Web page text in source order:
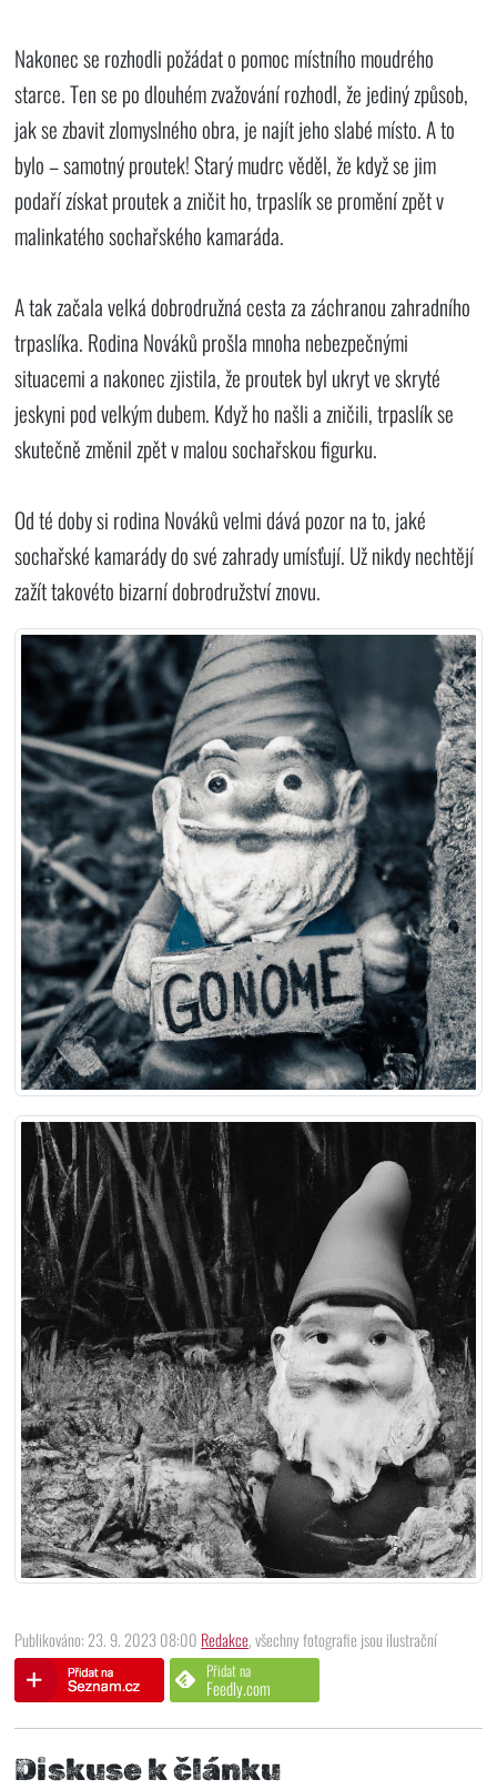
Nakonec se rozhodli požádat o pomoc místního moudrého
starce. Ten se po dlouhém zvažování rozhodl, že jediný způsob,
jak se zbavit zlomyslného obra, je najít jeho slabé místo. A to
bylo – samotný proutek! Starý mudrc věděl, že když se jim
podaří získat proutek a zničit ho, trpaslík se promění zpět v
malinkatého sochařského kamaráda.
A tak začala velká dobrodružná cesta za záchranou zahradního
trpaslíka. Rodina Nováků prošla mnoha nebezpečnými
situacemi a nakonec zjistila, že proutek byl ukryt ve skryté
jeskyni pod velkým dubem. Když ho našli a zničili, trpaslík se
skutečně změnil zpět v malou sochařskou figurku.
Od té doby si rodina Nováků velmi dává pozor na to, jaké
sochařské kamarády do své zahrady umísťují. Už nikdy nechtějí
zažít takovéto bizarní dobrodružství znovu.
Publikováno: 23. 9. 2023 08:00 Redakce, všechny fotografie jsou ilustrační
Přidat na
Feedly.com
Diskuse k článku